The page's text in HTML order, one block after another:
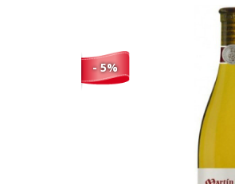
- 5%